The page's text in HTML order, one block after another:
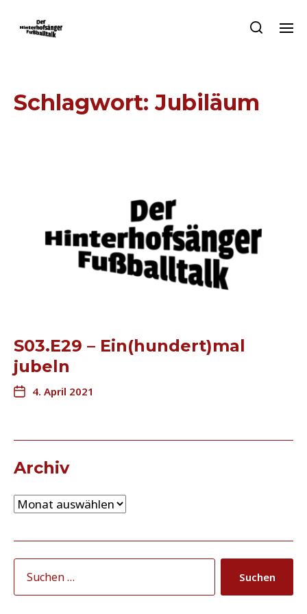
Schlagwort:Jubiläum
S03.E29 – Ein(hundert)mal
jubeln
4. April 2021
Archiv